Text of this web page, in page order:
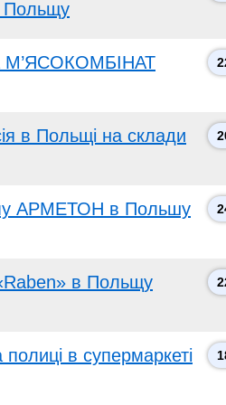
Польщу
М’ЯСОКОМБІНАТ
в Польщі на склади
АРМЕТОН в Польшу
в Польщу
в супермаркеті